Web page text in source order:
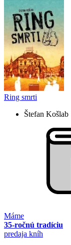
Ring smrti
Štefan Košlab
Máme
35-ročnú tradíciu
predaja kníh